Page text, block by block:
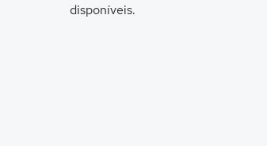
disponíveis.